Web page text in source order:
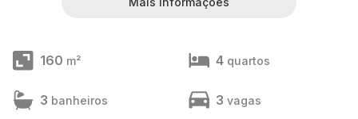
160 m² 4 quartos
3 banheiros 3 vagas